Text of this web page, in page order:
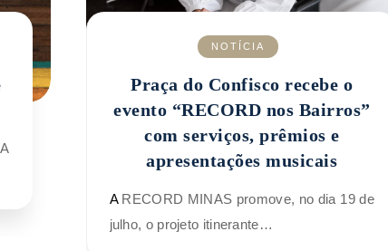
NOTÍCIA
Praça do Confisco recebe o
evento “RECORD nos Bairros”
com serviços, prêmios e
apresentações musicais
A RECORD MINAS promove, no dia 19 de
julho, o projeto itinerante…